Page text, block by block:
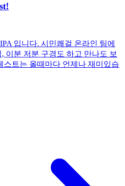
입니다. 시민쾌걸 온라인 팀에
이분 저분 구경도 하고 만나도 보
스트는 올때마다 언제나 재미있습